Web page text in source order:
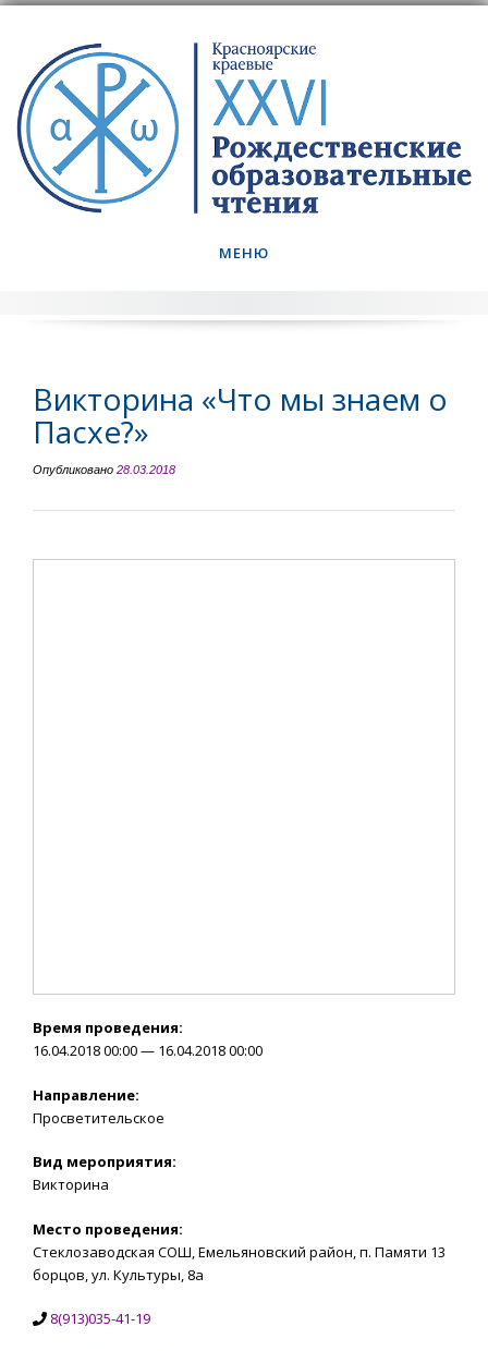
content
МЕНЮ
Викторина «Что мы знаем о
Пасхе?»
Опубликовано 28.03.2018
Время проведения:
16.04.2018 00:00 — 16.04.2018 00:00
Направление:
Просветительское
Вид мероприятия:
Викторина
Место проведения:
Стеклозаводская СОШ, Емельяновский район, п. Памяти 13
борцов, ул. Культуры, 8а
8(913)035-41-19